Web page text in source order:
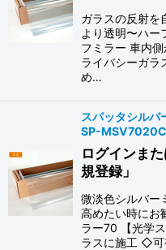
ガラスの反射を
より透明〜ハー
フミラー 車内
ライバシーガラ
め…
スパッタシル
SP-MSV7020C
ログインま
規登録」
微淡色シルバ
高めたい時にお
ラー70 【光学
ラスに施工 ◇